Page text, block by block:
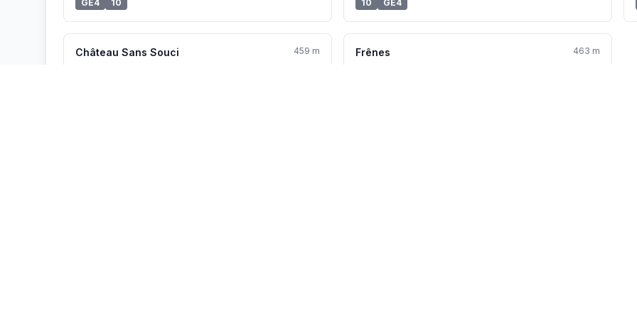
GE4
10
10
GE4
Château Sans Souci
459 m
Frênes
463 m